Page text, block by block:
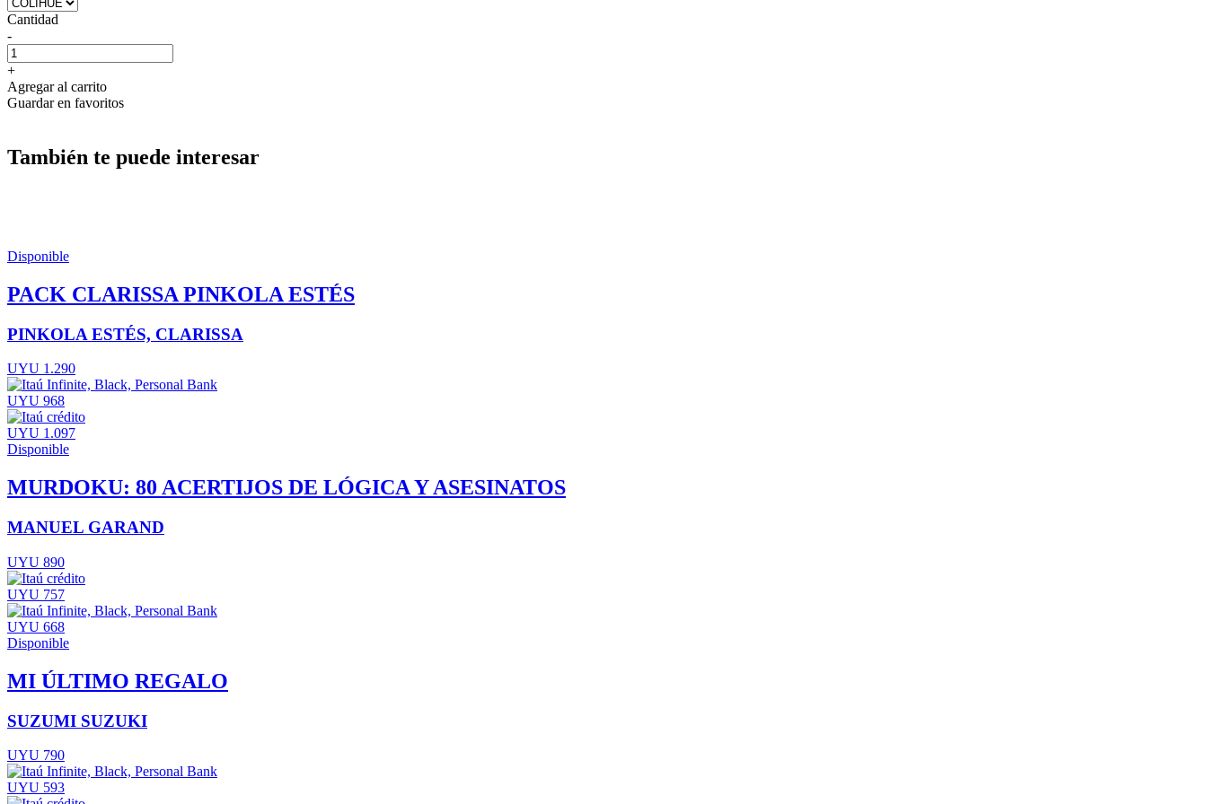
Cantidad
-
+
Agregar al carrito
Guardar en favoritos
También te puede interesar
Disponible
PACK CLARISSA PINKOLA ESTÉS
PINKOLA ESTÉS, CLARISSA
UYU 1.290
UYU 968
UYU 1.097
Disponible
MURDOKU: 80 ACERTIJOS DE LÓGICA Y ASESINATOS
MANUEL GARAND
UYU 890
UYU 757
UYU 668
Disponible
MI ÚLTIMO REGALO
SUZUMI SUZUKI
UYU 790
UYU 593